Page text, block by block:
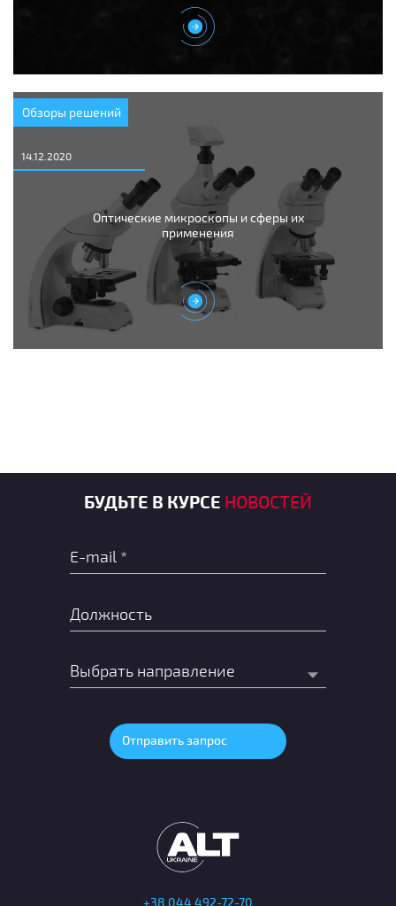
Обзоры решений
14.12.2020
Оптические микроскопы и сферы их
применения
БУДЬТЕ В КУРСЕ НОВОСТЕЙ
+38 044 492-72-70